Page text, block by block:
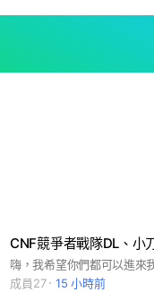
CNF競爭者戰隊DL、小
成員27
15 小時前